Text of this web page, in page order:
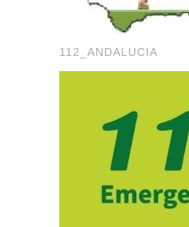
112_ANDALUCIA